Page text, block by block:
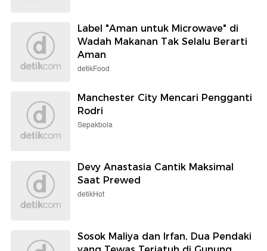
Label "Aman untuk Microwave" di
Wadah Makanan Tak Selalu Berarti
Aman
detikFood
Manchester City Mencari Pengganti
Rodri
Sepakbola
Devy Anastasia Cantik Maksimal
Saat Prewed
detikHot
Sosok Maliya dan Irfan, Dua Pendaki